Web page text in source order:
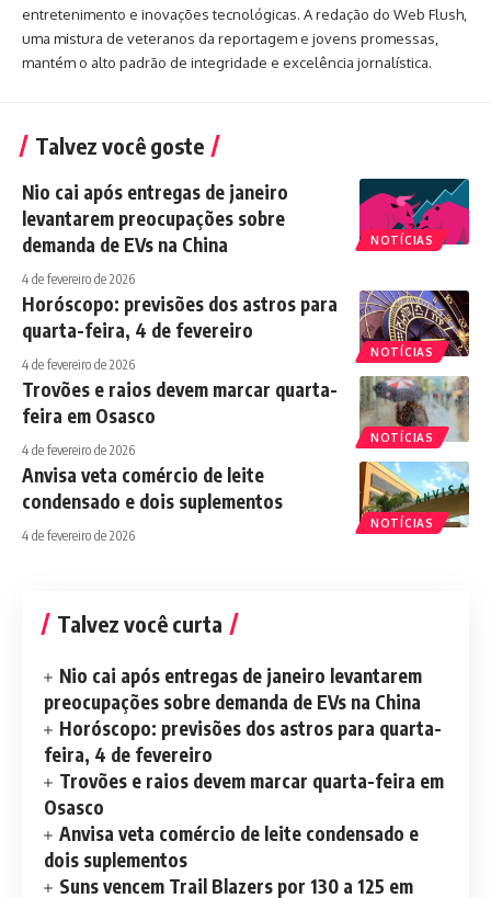
entretenimento e inovações tecnológicas. A redação do Web Flush,
uma mistura de veteranos da reportagem e jovens promessas,
mantém o alto padrão de integridade e excelência jornalística.
Talvez você goste
NOTÍCIAS
Nio cai após entregas de janeiro
levantarem preocupações sobre
demanda de EVs na China
4 de fevereiro de 2026
NOTÍCIAS
Horóscopo: previsões dos astros para
quarta-feira, 4 de fevereiro
4 de fevereiro de 2026
NOTÍCIAS
Trovões e raios devem marcar quarta-
feira em Osasco
4 de fevereiro de 2026
NOTÍCIAS
Anvisa veta comércio de leite
condensado e dois suplementos
4 de fevereiro de 2026
Talvez você curta
Nio cai após entregas de janeiro levantarem
preocupações sobre demanda de EVs na China
Horóscopo: previsões dos astros para quarta-
feira, 4 de fevereiro
Trovões e raios devem marcar quarta-feira em
Osasco
Anvisa veta comércio de leite condensado e
dois suplementos
Suns vencem Trail Blazers por 130 a 125 em